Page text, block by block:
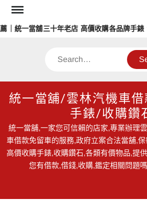
Skip
content
｜統一當舖三十年老店 高價收購各品牌手錶
Search
統一當舖/雲林汽機車
手錶/收購鑽
統一當舖,一家您可信賴的店家,專業辦理
車借款免留車的服務,政府立案合法當舖,
高價收購手錶,收購鑽石,各類有價物品,提
您有借款,借錢,收購,鑑定相關問題